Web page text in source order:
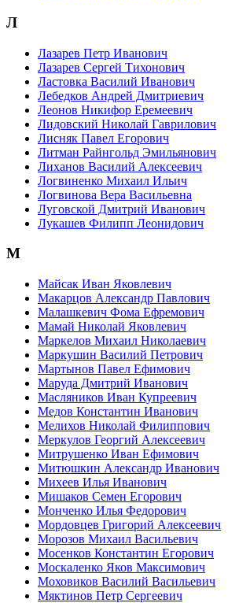
Л
Лазарев Петр Иванович
Лазарев Сергей Тихонович
Ластовка Василий Иванович
Лебедков Андрей Дмитриевич
Леонов Никифор Еремеевич
Лидовский Николай Гаврилович
Лисняк Павел Егорович
Литман Райнгольд Эмильянович
Лиханов Василий Алексеевич
Логвиненко Михаил Ильич
Логвинова Вера Васильевна
Луговской Дмитрий Иванович
Лукашев Филипп Леонидович
М
Майсак Иван Яковлевич
Макарцов Александр Павлович
Малашкевич Фома Ефремович
Мамай Николай Яковлевич
Маркелов Михаил Николаевич
Маркушин Василий Петрович
Мартынов Павел Ефимович
Маруда Дмитрий Иванович
Масляников Иван Купреевич
Медов Константин Иванович
Мелихов Николай Филиппович
Меркулов Георгий Алексеевич
Митрушенко Иван Ефимович
Митюшкин Александр Иванович
Михеев Илья Иванович
Мишаков Семен Егорович
Монченко Илья Федорович
Мордовцев Григорий Алексеевич
Морозов Михаил Васильевич
Мосенков Константин Егорович
Москаленко Яков Максимович
Моховиков Василий Васильевич
Мяктинов Петр Сергеевич